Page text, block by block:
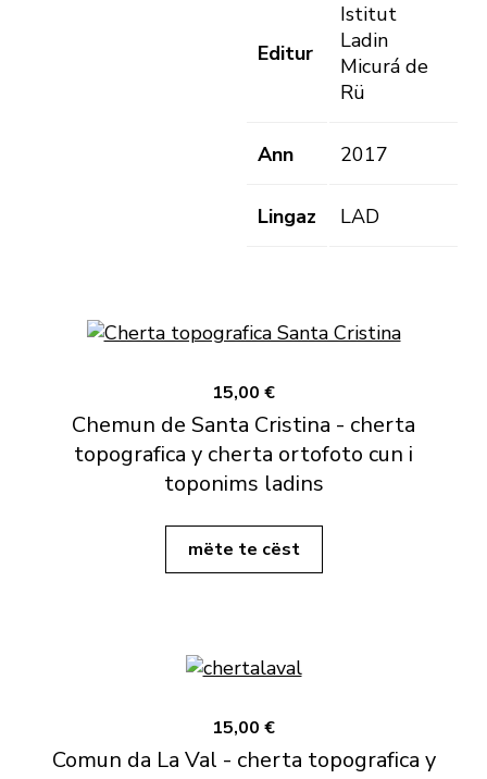
Editur
Istitut
Ladin
Micurá de
Rü
Ann 2017
Lingaz LAD
15,00 €
Chemun de Santa Cristina - cherta
topografica y cherta ortofoto cun i
toponims ladins
mëte te cëst
15,00 €
Comun da La Val - cherta topografica y